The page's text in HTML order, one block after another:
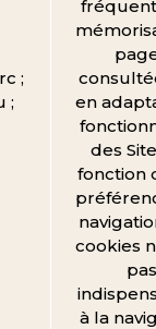
;
;
en
des
fonction
cookies
pas
à la